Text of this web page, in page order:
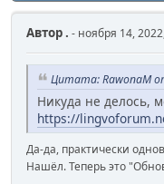
Автор . - ноября 14,
Цитата: RawonaM
Никуда не делось,
https://
Да-да, практически
Нашёл. Теперь это